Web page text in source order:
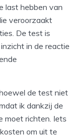
last hebben van
veroorzaakt
De test is
in de reactie
de test niet
ik dankzij de
moet richten. Iets
om uit te